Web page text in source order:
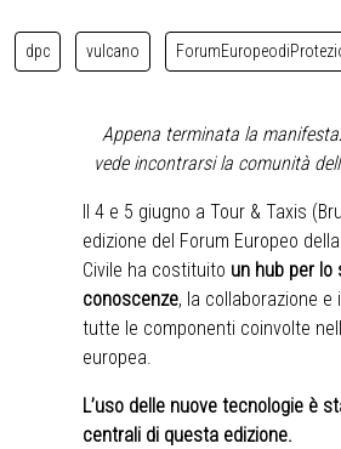
dpc vulcano
Appena terminata la
vede incontrarsi la comunità
Il 4 e 5 giugno a Tour & Taxis
edizione del Forum Europeo
Civile ha costituito un hub per lo
conoscenze, la collaborazione e
tutte le componenti coinvolte
europea.
L’uso delle nuove tecnologie è
centrali di questa edizione.